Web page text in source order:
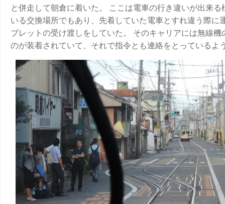
と併走して朝倉に着いた。 ここは電車の行き違いが出来る
いる交換場所でもあり、先着していた電車とすれ違う際に
ブレットの受け渡しをしていた。 そのキャリアには無線機
のが装着されていて、それで指令とも連絡をとっているよ